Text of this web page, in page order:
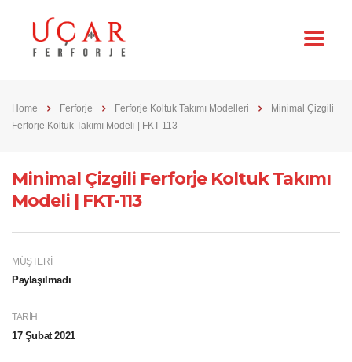
Home Ferforje Ferforje Koltuk Takımı Modelleri
Minimal Çizgili
Ferforje Koltuk Takımı Modeli | FKT-113
Minimal Çizgili Ferforje Koltuk Takımı
Modeli | FKT-113
MÜŞTERI
Paylaşılmadı
TARIH
17 Şubat 2021